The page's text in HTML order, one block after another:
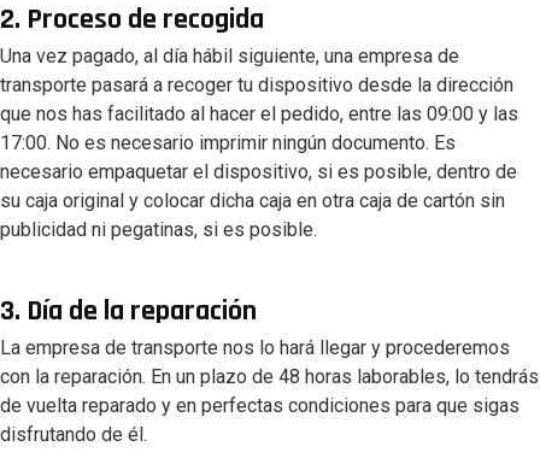
2. Proceso de recogida
Una vez pagado, al día hábil siguiente, una empresa de
transporte pasará a recoger tu dispositivo desde la dirección
que nos has facilitado al hacer el pedido, entre las 09:00 y las
17:00. No es necesario imprimir ningún documento. Es
necesario empaquetar el dispositivo, si es posible, dentro de
su caja original y colocar dicha caja en otra caja de cartón sin
publicidad ni pegatinas, si es posible.
3. Día de la reparación
La empresa de transporte nos lo hará llegar y procederemos
con la reparación. En un plazo de 48 horas laborables, lo tendrás
de vuelta reparado y en perfectas condiciones para que sigas
disfrutando de él.